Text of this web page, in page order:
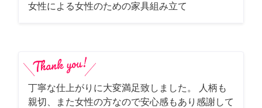
女性による女性のための家具組み立て
丁寧な仕上がりに大変満足致しました。 人柄も
親切、また女性の方なので安心感もあり感謝して